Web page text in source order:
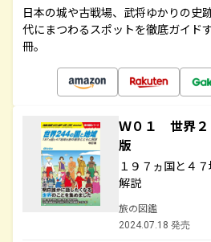
日本の城や古戦場、武将ゆかりの史
代にまつわるスポットを徹底ガイド
冊。
Ｗ０１ 世界
版
１９７ヵ国と４
解説
旅の図鑑
2024.07.18 発売